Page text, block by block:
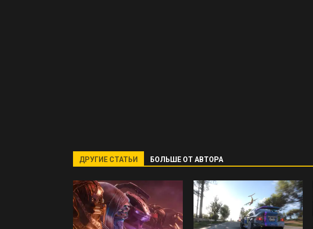
ДРУГИЕ СТАТЬИ БОЛЬШЕ ОТ АВТОРА